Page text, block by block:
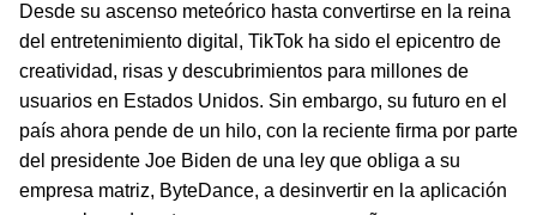
Desde su ascenso meteórico hasta convertirse en la reina
del entretenimiento digital, TikTok ha sido el epicentro de
creatividad, risas y descubrimientos para millones de
usuarios en Estados Unidos. Sin embargo, su futuro en el
país ahora pende de un hilo, con la reciente firma por parte
del presidente Joe Biden de una ley que obliga a su
empresa matriz, ByteDance, a desinvertir en la aplicación